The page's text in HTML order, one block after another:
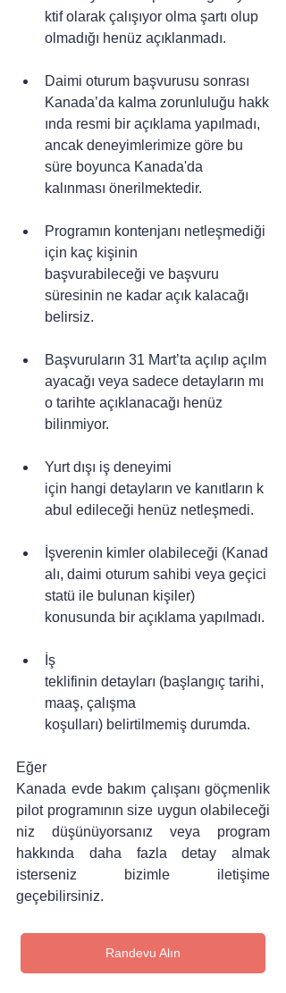
ktif olarak çalışıyor olma şartı olup
olmadığı henüz açıklanmadı.
Daimi oturum başvurusu sonrası
Kanada’da kalma zorunluluğu hakk
ında resmi bir açıklama yapılmadı,
ancak deneyimlerimize göre bu
süre boyunca Kanada'da
kalınması önerilmektedir.
Programın kontenjanı netleşmediği
için kaç kişinin
başvurabileceği ve başvuru
süresinin ne kadar açık kalacağı
belirsiz.
Başvuruların 31 Mart’ta açılıp açılm
ayacağı veya sadece detayların mı
o tarihte açıklanacağı henüz
bilinmiyor.
Yurt dışı iş deneyimi
için hangi detayların ve kanıtların k
abul edileceği henüz netleşmedi.
İşverenin kimler olabileceği (Kanad
alı, daimi oturum sahibi veya geçici
statü ile bulunan kişiler)
konusunda bir açıklama yapılmadı.
İş
teklifinin detayları (başlangıç tarihi,
maaş, çalışma
koşulları) belirtilmemiş durumda.
Eğer
Kanada evde bakım çalışanı göçmenlik
pilot programının size uygun olabileceği
niz düşünüyorsanız veya program
hakkında daha fazla detay almak
isterseniz bizimle iletişime
geçebilirsiniz.
Randevu Alın